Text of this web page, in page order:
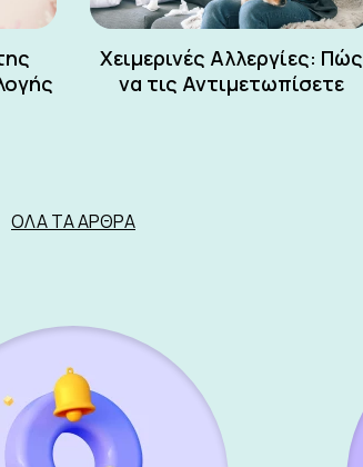
Χειμερινές Αλλεργίες: Πώς
να τις Αντιμετωπίσετε
ΌΛΑ ΤΑ ΆΡΘΡΑ